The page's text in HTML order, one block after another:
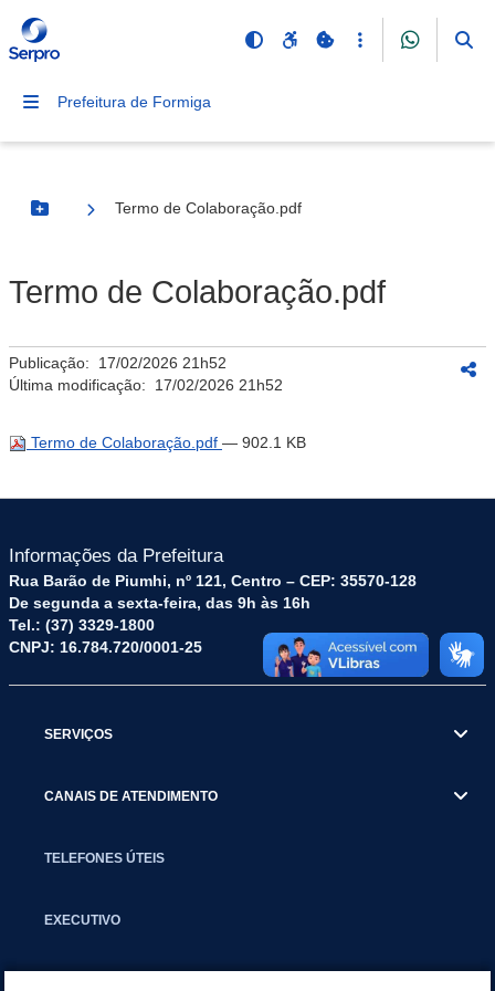
Prefeitura de Formiga
Botão Menu
Termo de Colaboração.pdf
Termo de Colaboração.pdf
Publicação: 17/02/2026 21h52
Última modificação: 17/02/2026 21h52
Termo de Colaboração.pdf — 902.1 KB
Informações da Prefeitura
Rua Barão de Piumhi, nº 121, Centro – CEP: 35570-128
De segunda a sexta-feira, das 9h às 16h
Tel.: (37) 3329-1800
CNPJ: 16.784.720/0001-25
SERVIÇOS
CANAIS DE ATENDIMENTO
TELEFONES ÚTEIS
EXECUTIVO